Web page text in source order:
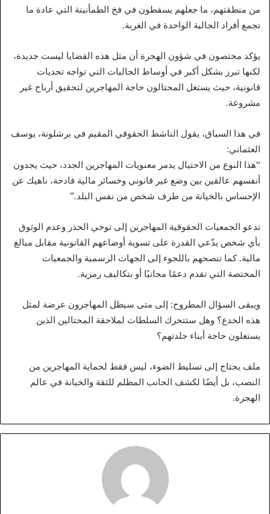
من منطقتهم، ما جعلهم يسقطون في فخ الطمأنينة التي عادة ما
تجمع أفراد الجالية الواحدة في الغربة.
يؤكد مختصون في شؤون الهجرة أن مثل هذه القضايا ليست جديدة،
لكنها تبرز بشكل أكبر في أوساط الجاليات التي تواجه تحديات
قانونية، حيث يستغل المحتالون حاجة المهاجرين لتحقيق أرباح غير
مشروعة.
في هذا السياق، يقول الناشط الحقوقي المقيم في برشلونة، يوسف
العثماني:
“هذا النوع من الاحتيال يدمر معنويات المهاجرين الجدد، حيث يجدون
أنفسهم عالقين بين وضع غير قانوني وخسائر مالية فادحة، ناهيك عن
الإحساس بالخيانة من طرف شخص من نفس البلد.”
تدعو الجمعيات الحقوقية المهاجرين إلى توخي الحذر وعدم الوثوق
بأي شخص يدّعي القدرة على تسوية أوضاعهم القانونية مقابل مبالغ
مالية. كما تنصحهم باللجوء إلى الجهات الرسمية والجمعيات
المختصة التي تقدم دعمًا مجانيًا أو بتكاليف رمزية.
ويبقى السؤال المطروح: إلى متى سيظل المهاجرون عرضة لمثل
هذه الخدع؟ وهل ستتحرك السلطات لملاحقة المحتالين الذين
يستغلون حاجة أبناء جلدتهم؟
ملف يحتاج إلى تسليط الضوء، ليس فقط لحماية المهاجرين من
النصب، بل أيضًا لكشف الجانب المظلم للثقة والخيانة في عالم
الهجرة.